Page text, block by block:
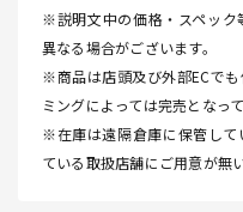
※説明文中の価格・スペック
異なる場合がございます。
※商品は店頭及び外部ECで
ミングによっては完売となっ
※在庫は遠隔倉庫に保管して
ている取扱店舗にご用意が無